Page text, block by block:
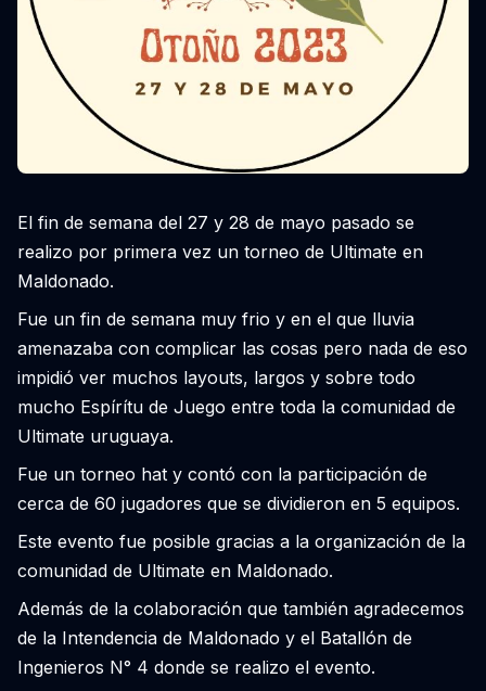
El fin de semana del 27 y 28 de mayo pasado se
realizo por primera vez un torneo de Ultimate en
Maldonado.
Fue un fin de semana muy frio y en el que lluvia
amenazaba con complicar las cosas pero nada de eso
impidió ver muchos layouts, largos y sobre todo
mucho Espírítu de Juego entre toda la comunidad de
Ultimate uruguaya.
Fue un torneo hat y contó con la participación de
cerca de 60 jugadores que se dividieron en 5 equipos.
Este evento fue posible gracias a la organización de la
comunidad de Ultimate en Maldonado.
Además de la colaboración que también agradecemos
de la Intendencia de Maldonado y el Batallón de
Ingenieros N° 4 donde se realizo el evento.